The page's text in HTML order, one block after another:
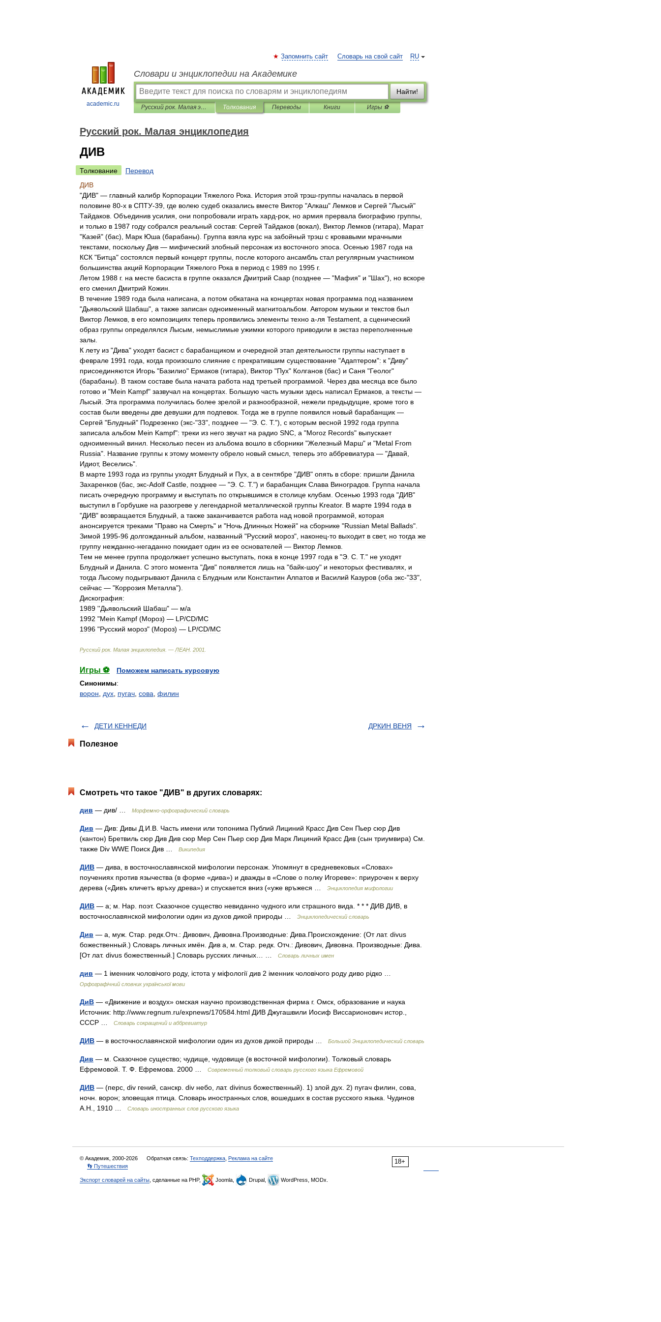
academic.ru
RU
Запомнить сайт Словарь на свой сайт
Словари и энциклопедии на Академике
Найти!
Русский рок. Малая энциклопедия Толкования Переводы Книги Игры ⚽
Русский рок. Малая энциклопедия
ДИВ
Толкование
Перевод
ДИВ
"ДИВ" — главный калибр Корпорации Тяжелого Рока История этой трэш-группы началась в первой
половине 80-х в СПТУ-39 где волею судеб оказались вместе Виктор "Алкаш" Лемков и Сергей "Лысый"
Тайдаков Объединив усилия они попробовали играть хард-рок но армия прервала биографию группы
и только в 1987 году собрался реальный состав: Сергей Тайдаков (вокал), Виктор Лемков (гитара), Марат
"Казей" (бас), Марк Юша (барабаны). Группа взяла курс на забойный трэш с кровавыми мрачными
текстами
поскольку Див — мифический злобный персонаж из восточного эпоса Осенью 1987 года на
КСК "Битца" состоялся первый концерт группы после которого ансамбль стал регулярным участником
большинства акций Корпорации Тяжелого Рока в период с 1989 по 1995 г.
Летом 1988 г. на месте басиста в группе оказался Дмитрий Саар (позднее — "Мафия" и "Шах"), но вскоре
его сменил Дмитрий Кожин
В течение 1989 года была написана а потом обкатана на концертах новая программа под названием
"Дьявольский Шабаш", а также записан одноименный магнитоальбом Автором музыки и текстов был
Виктор Лемков в его композициях теперь проявились элементы техно а-ля Testament а сценический
образ группы определялся Лысым немыслимые ужимки которого приводили в экстаз переполненные
залы
К лету из "Дива" уходят басист с барабанщиком и очередной этап деятельности группы наступает в
феврале 1991 года когда произошло слияние с прекратившим существование "Адаптером": к "Диву"
присоединяются Игорь "Базилио" Ермаков (гитара), Виктор "Пух" Колганов (бас) и Саня "Геолог"
(барабаны). В таком составе была начата работа над третьей программой Через два месяца все было
готово и "Mein Kampf" зазвучал на концертах Большую часть музыки здесь написал Ермаков а тексты —
Лысый
Эта программа получилась более зрелой и разнообразной нежели предыдущие кроме того в
состав были введены две девушки для подпевок Тогда же в группе появился новый барабанщик —
Сергей "Блудный" Подрезенко (экс-"33", позднее — "Э С Т."), с которым весной 1992 года группа
записала альбом Mein Kampf": треки из него звучат на радио SNC a "Moroz Records" выпускает
одноименный винил Несколько песен из альбома вошло в сборники "Железный Марш" и "Metal From
Russia". Название группы к этому моменту обрело новый смысл теперь это аббревиатура — "Давай
Идиот, Веселись".
В марте 1993 года из группы уходят Блудный и Пух а в сентябре "ДИВ" опять в сборе: пришли Данила
Захаренков (бас экс-Adolf Castle позднее — "Э С Т.") и барабанщик Слава Виноградов Группа начала
писать очередную программу и выступать по открывшимся в столице клубам Осенью 1993 года "ДИВ"
выступил в Горбушке на разогреве у легендарной металлической группы Kreator. В марте 1994 года в
"ДИВ" возвращается Блудный а также заканчивается работа над новой программой
которая
анонсируется треками "Право на Смерть" и "Ночь Длинных Ножей" на сборнике "Russian Metal Ballads".
Зимой 1995-96 долгожданный альбом названный "Русский мороз", наконец-то выходит в свет, но тогда же
группу нежданно-негаданно покидает один из ее основателей — Виктор Лемков
Тем не менее группа продолжает успешно выступать пока в конце 1997 года в "Э С Т." не уходят
Блудный и Данила С этого момента "Див" появляется лишь на "байк-шоу" и некоторых фестивалях и
тогда Лысому подыгрывают Данила с Блудным или Константин Алпатов и Василий Казуров (оба экс-"33",
сейчас — "Коррозия Металла").
Дискография:
1989 ''Дьявольский Шабаш" — м/а
1992 "Mein Kampf (Мороз) — LP/CD/MC
1996 "Русский мороз" (Мороз) — LP/CD/MC
Русский рок. Малая энциклопедия . — ЛЕАН 2001
Игры ⚽
Поможем написать курсовую
Синонимы:
ворон
дух пугач сова филин
ДЕТИ КЕННЕДИ ДРКИН ВЕНЯ
Полезное
Смотреть что такое "ДИВ" в других словарях:
див — див/ … Морфемно-орфографический словарь
Див — Див: Дивы Д.И.В. Часть имени или топонима Публий Лициний Красс Див Сен Пьер сюр Див
(кантон) Бретвиль сюр Див Див сюр Мер Сен Пьер сюр Див Марк Лициний Красс Див (сын триумвира) См.
также Div WWE Поиск Див …
Википедия
ДИВ — дива, в восточнославянской мифологии персонаж. Упомянут в средневековых «Словах»
поучениях против язычества (в форме «дива») и дважды в «Слове о полку Игореве»: приурочен к верху
дерева («Дивъ кличетъ връху древа») и спускается вниз («уже връжеся …
Энциклопедия мифологии
ДИВ — а; м. Нар. поэт. Сказочное существо невиданно чудного или страшного вида. * * * ДИВ ДИВ, в
восточнославянской мифологии один из духов дикой природы …
Энциклопедический словарь
Див — а, муж. Стар. редк.Отч.: Дивович, Дивовна.Производные: Дива.Происхождение: (От лат. divus
божественный.) Словарь личных имён. Див а, м. Стар. редк. Отч.: Дивович, Дивовна. Производные: Дива.
[От лат. divus божественный.] Словарь русских личных… …
Словарь личных имен
див — 1 іменник чоловічого роду, істота у міфології див 2 іменник чоловічого роду диво рідко …
Орфографічний словник української мови
ДиВ — «Движение и воздух» омская научно производственная фирма г. Омск, образование и наука
Источник: http://www.regnum.ru/expnews/170584.html ДИВ Джугашвили Иосиф Виссарионович истор.,
СССР …
Словарь сокращений и аббревиатур
ДИВ — в восточнославянской мифологии один из духов дикой природы … Большой Энциклопедический словарь
Див — м. Сказочное существо; чудище, чудовище (в восточной мифологии). Толковый словарь
Ефремовой. Т. Ф. Ефремова. 2000 …
Современный толковый словарь русского языка Ефремовой
ДИВ — (перс, div гений, санскр. div небо, лат. divinus божественный). 1) злой дух. 2) пугач филин, сова,
ночн. ворон; зловещая птица. Словарь иностранных слов, вошедших в состав русского языка. Чудинов
А.Н., 1910 …
Словарь иностранных слов русского языка
18+
© Академик, 2000-2026 Обратная связь: Техподдержка Реклама на сайте
👣 Путешествия
Экспорт словарей на сайты , сделанные на PHP, Joomla, Drupal, WordPress, MODx.